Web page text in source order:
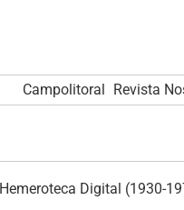
Campolitoral Revista
Hemeroteca Digital (1930-